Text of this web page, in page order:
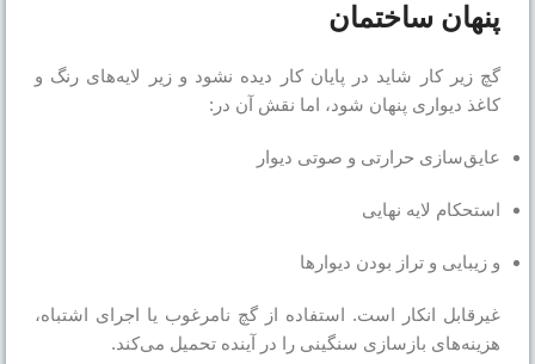
پنهان ساختمان
گچ زیر کار شاید در پایان کار دیده نشود و زیر لایه‌های رنگ و
کاغذ دیواری پنهان شود، اما نقش آن در:
عایق‌سازی حرارتی و صوتی دیوار
استحکام لایه نهایی
و زیبایی و تراز بودن دیوارها
غیرقابل انکار است. استفاده از گچ نامرغوب یا اجرای اشتباه،
هزینه‌های بازسازی سنگینی را در آینده تحمیل می‌کند.